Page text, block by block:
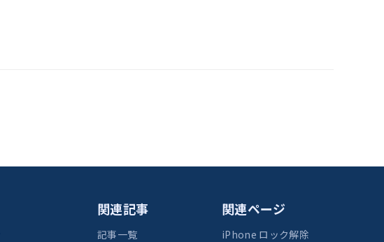
関連記事
記事一覧
関連ページ
iPhone ロック解除